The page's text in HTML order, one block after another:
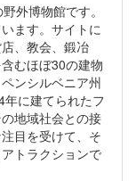
外博物館です。
ます。サイトに
、教会、鍛冶
むほぼ30の建物
ンシルベニア州
に建てられたフ
地域社会との接
目を受けて、そ
トラクションで